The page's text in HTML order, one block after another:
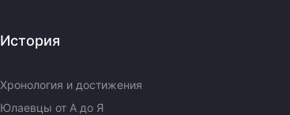
История
Хронология и достижения
Юлаевцы от А до Я